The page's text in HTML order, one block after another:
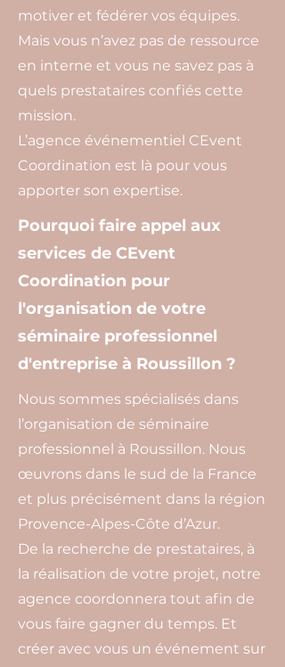
motiver et fédérer vos équipes.
Mais vous n’avez pas de ressource
en interne et vous ne savez pas à
quels prestataires confiés cette
mission.
L’agence événementiel CEvent
Coordination est là pour vous
apporter son expertise.
Pourquoi faire appel aux
services de CEvent
Coordination pour
l'organisation de votre
séminaire professionnel
d'entreprise à Roussillon ?
Nous sommes spécialisés dans
l’organisation de séminaire
professionnel à Roussillon. Nous
œuvrons dans le sud de la France
et plus précisément dans la région
Provence-Alpes-Côte d’Azur.
De la recherche de prestataires, à
la réalisation de votre projet, notre
agence coordonnera tout afin de
vous faire gagner du temps. Et
créer avec vous un événement sur